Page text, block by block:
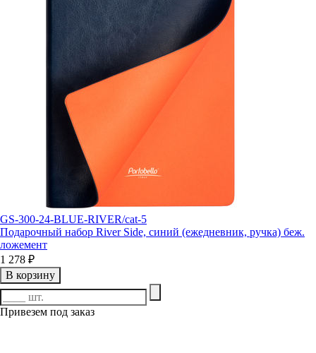
GS-300-24-BLUE-RIVER/cat-5
Подарочный набор River Side, синий (ежедневник, ручка) беж.
ложемент
1 278 ₽
В корзину
Привезем под заказ